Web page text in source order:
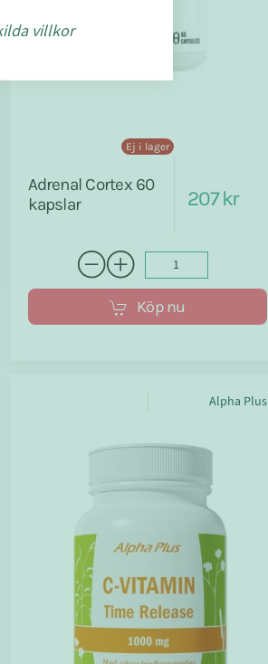
Ej i lager
Adrenal Cortex 60
kapslar
207 kr
Köp nu
Alpha Plus
villkor